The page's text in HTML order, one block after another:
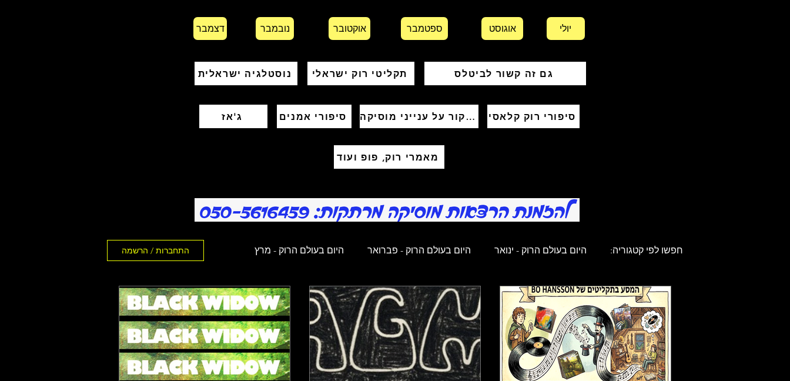
דצמבר נובמבר אוקטובר ספטמבר אוגוסט יולי
נוסטלגיה ישראלית תקליטי רוק ישראלי גם זה קשור לביטלס
ג'אז סיפורי אמנים זרקור על ענייני מוסיקה סיפורי רוק קלאסי
מאמרי רוק, פופ ועוד
חפשו לפי קטגוריה: היום בעולם הרוק - ינואר היום בעולם הרוק - פברואר היום בעולם הרוק - מרץ
היום בעולם הרוק - אפריל היום בעולם הרוק - מאי היום בעולם הרוק - יוני היום בעולם הרוק - יולי
היום בעולם הרוק - אוגוסט היום בעולם הרוק - ספטמבר היום בעולם הרוק - אוקטובר
התחברות / הרשמה